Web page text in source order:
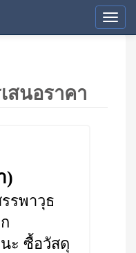
สนอราคา
)
รพาวุธ
ะ ซื้อวัสดุ